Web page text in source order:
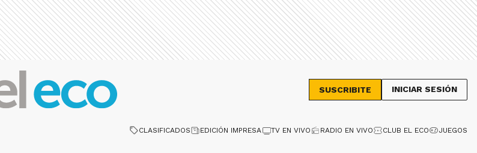
SUSCRIBITE INICIAR SESIÓN
CLASIFICADOS EDICIÓN IMPRESA TV EN VIVO RADIO EN VIVO CLUB EL ECO JUEGOS